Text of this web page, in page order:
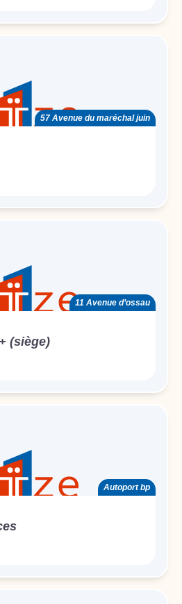
57 Avenue du maréchal juin
11 Avenue d’ossau
(siège)
Autoport bp